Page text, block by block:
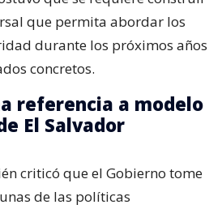
que permita abordar los
durante los próximos años
concretos.
referencia a modelo
El Salvador
criticó que el Gobierno tome
de las políticas